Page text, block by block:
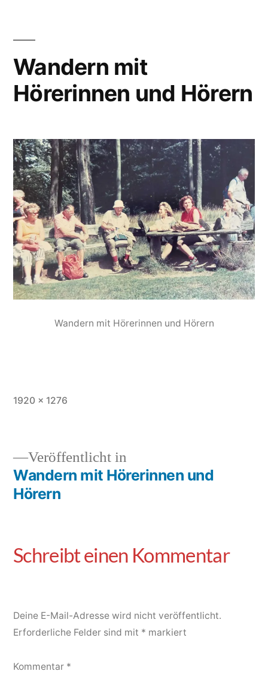
Wandern mit
Hörerinnen und Hörern
Wandern mit Hörerinnen und Hörern
1920 × 1276
Veröffentlicht in
Wandern mit Hörerinnen und
Hörern
Deine E-Mail-Adresse wird nicht veröffentlicht.
Erforderliche Felder sind mit * markiert
Kommentar *